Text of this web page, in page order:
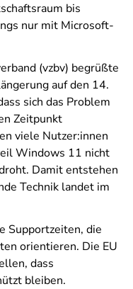
bis
nur mit Microsoft-
(vzbv) begrüßte
auf den 14.
sich das Problem
Zeitpunkt
viele Nutzer:innen
Windows 11 nicht
Damit entstehen
Technik landet im
Supportzeiten, die
orientieren. Die EU
dass
bleiben.